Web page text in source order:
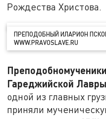
Рождества Христова.
ПРЕПОДОБНЫЙ ИЛАРИОН
WWW.PRAVOSLAVE.RU
Гареджийской Лавры
одной из главных
приняли